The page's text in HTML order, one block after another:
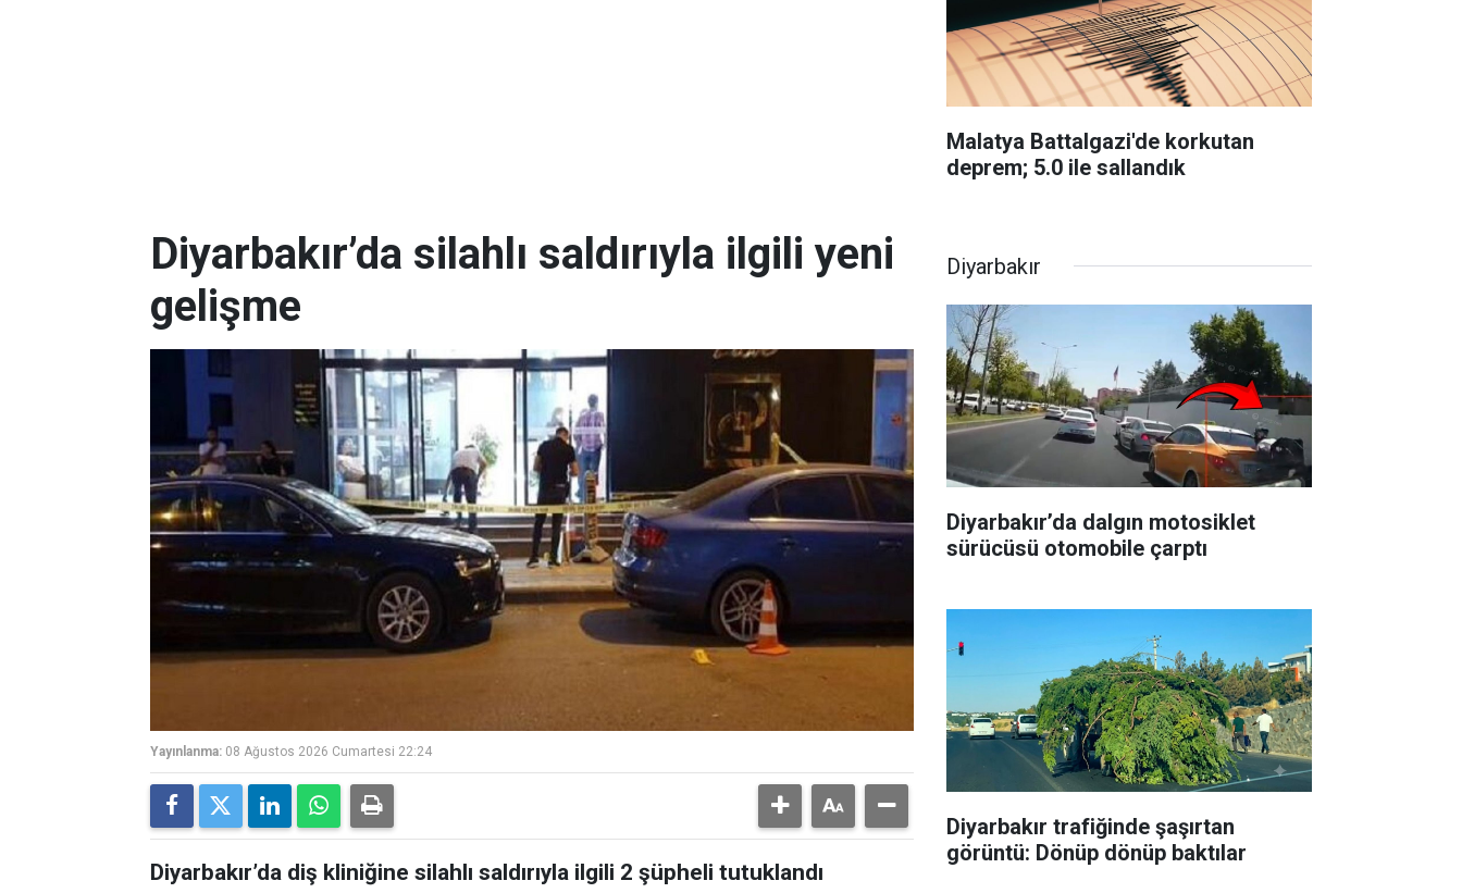
Malatya Battalgazi'de korkutan
deprem; 5.0 ile sallandık
Diyarbakır’da silahlı saldırıyla ilgili yeni
gelişme
Yayınlanma: 08 Ağustos 2026 Cumartesi 22:24
Diyarbakır’da diş kliniğine silahlı saldırıyla ilgili 2 şüpheli tutuklandı
Diyarbakır
Diyarbakır’da dalgın motosiklet
sürücüsü otomobile çarptı
Diyarbakır trafiğinde şaşırtan
görüntü: Dönüp dönüp baktılar